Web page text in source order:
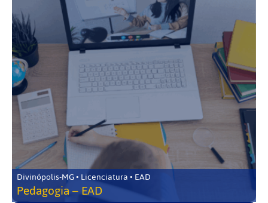
Divinópolis-MG • Licenciatura • EAD
Pedagogia – EAD